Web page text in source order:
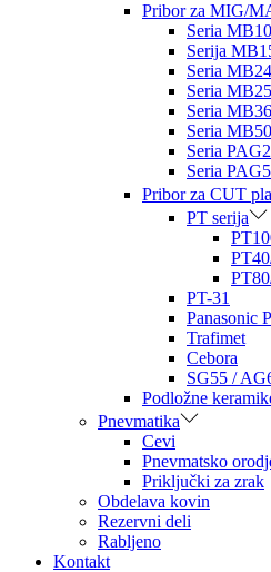
Pribor za MIG/
Seria
Serija
Seria MB24
Seria MB25
Seria MB36
Seria
Seria
Seria
Pribor za CUT
PT serija
PT-31
Panasonic
Trafimet
Cebora
SG55 /
Podložne
Pnevmatika
Cevi
Pnevmatsko
Priključki za zrak
Obdelava kovin
Rezervni deli
Rabljeno
Kontakt